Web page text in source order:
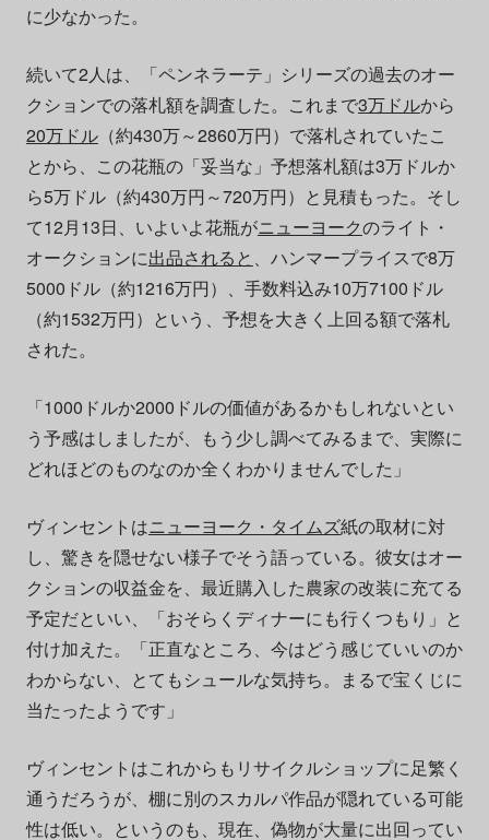
に少なかった。
続いて2人は、「ペンネラーテ」シリーズの過去のオー
クションでの落札額を調査した。これまで3万ドルから
20万ドル（約430万～2860万円）で落札されていたこ
とから、この花瓶の「妥当な」予想落札額は3万ドルか
ら5万ドル（約430万円～720万円）と見積もった。そし
て12月13日、いよいよ花瓶がニューヨークのライト・
オークションに出品されると 、ハンマープライスで8万
5000ドル（約1216万円）、手数料込み10万7100ドル
（約1532万円）という、予想を大きく上回る額で落札
された。
「1000ドルか2000ドルの価値があるかもしれないとい
う予感はしましたが、もう少し調べてみるまで、実際に
どれほどのものなのか全くわかりませんでした」
ヴィンセントはニューヨーク・タイムズ紙の取材に対
し、驚きを隠せない様子でそう語っている。彼女はオー
クションの収益金を、最近購入した農家の改装に充てる
予定だといい、「おそらくディナーにも行くつもり」と
付け加えた。「正直なところ、今はどう感じていいのか
わからない、とてもシュールな気持ち。まるで宝くじに
当たったようです」
ヴィンセントはこれからもリサイクルショップに足繁く
通うだろうが、棚に別のスカルパ作品が隠れている可能
性は低い。というのも、現在、偽物が大量に出回ってい